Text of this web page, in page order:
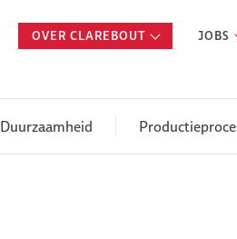
OVER CLAREBOUT JOBS
Duurzaamheid